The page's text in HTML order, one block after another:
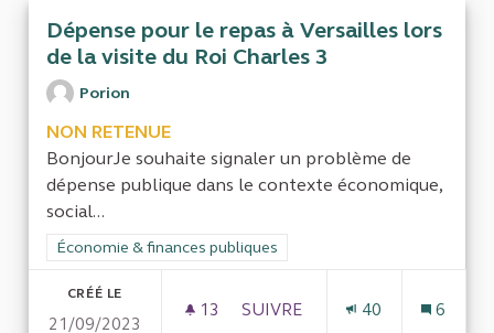
Dépense pour le repas à Versailles lors
de la visite du Roi Charles 3
Porion
NON RETENUE
BonjourJe souhaite signaler un problème de
dépense publique dans le contexte économique,
social...
Filtrer les résultats de la catégorie : Économie & finances
Économie & finances publiques
CRÉÉ LE
21/09/2023
13 13 ABONNÉS
SUIVRE
40 6